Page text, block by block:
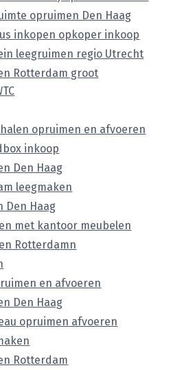
opruimen Den Haag
inkopen opkoper inkoop
leegruimen regio Utrecht
Rotterdam groot
opruimen en afvoeren
inkoop
Den Haag
leegmaken
Den Haag
met kantoor meubelen
Rotterdamn
en afvoeren
Den Haag
opruimen afvoeren
Rotterdam